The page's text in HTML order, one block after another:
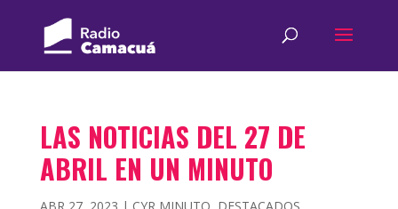
LAS NOTICIAS DEL 27 DE
ABRIL EN UN MINUTO